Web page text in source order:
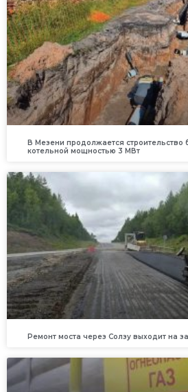
В Мезени продолжается строительство
котельной мощностью 3 МВт
Ремонт моста через Солзу выходит на